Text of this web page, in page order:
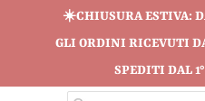
☀️CHIUSURA ESTIVA:
GLI ORDINI RICEVUTI
SPEDITI DAL